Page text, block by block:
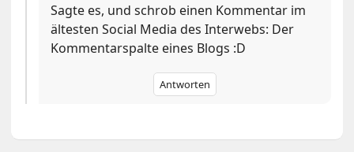
Sagte es, und schrob einen Kommentar im
ältesten Social Media des Interwebs: Der
Kommentarspalte eines Blogs :D
Antworten